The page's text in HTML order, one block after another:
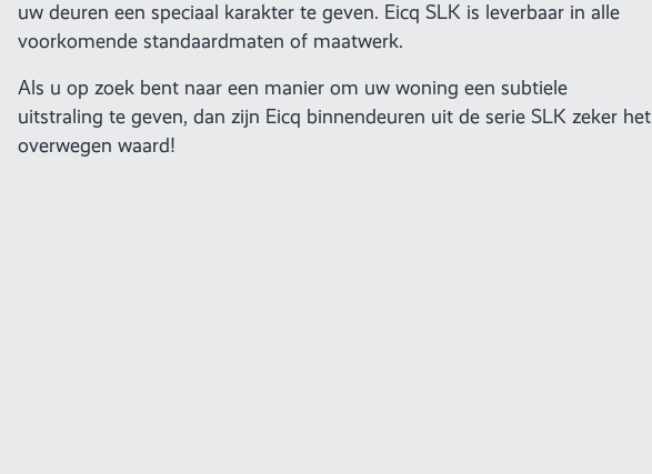
uw deuren een speciaal karakter te geven. Eicq SLK is leverbaar in alle
voorkomende standaardmaten of maatwerk.
Als u op zoek bent naar een manier om uw woning een subtiele
uitstraling te geven, dan zijn Eicq binnendeuren uit de serie SLK zeker het
overwegen waard!